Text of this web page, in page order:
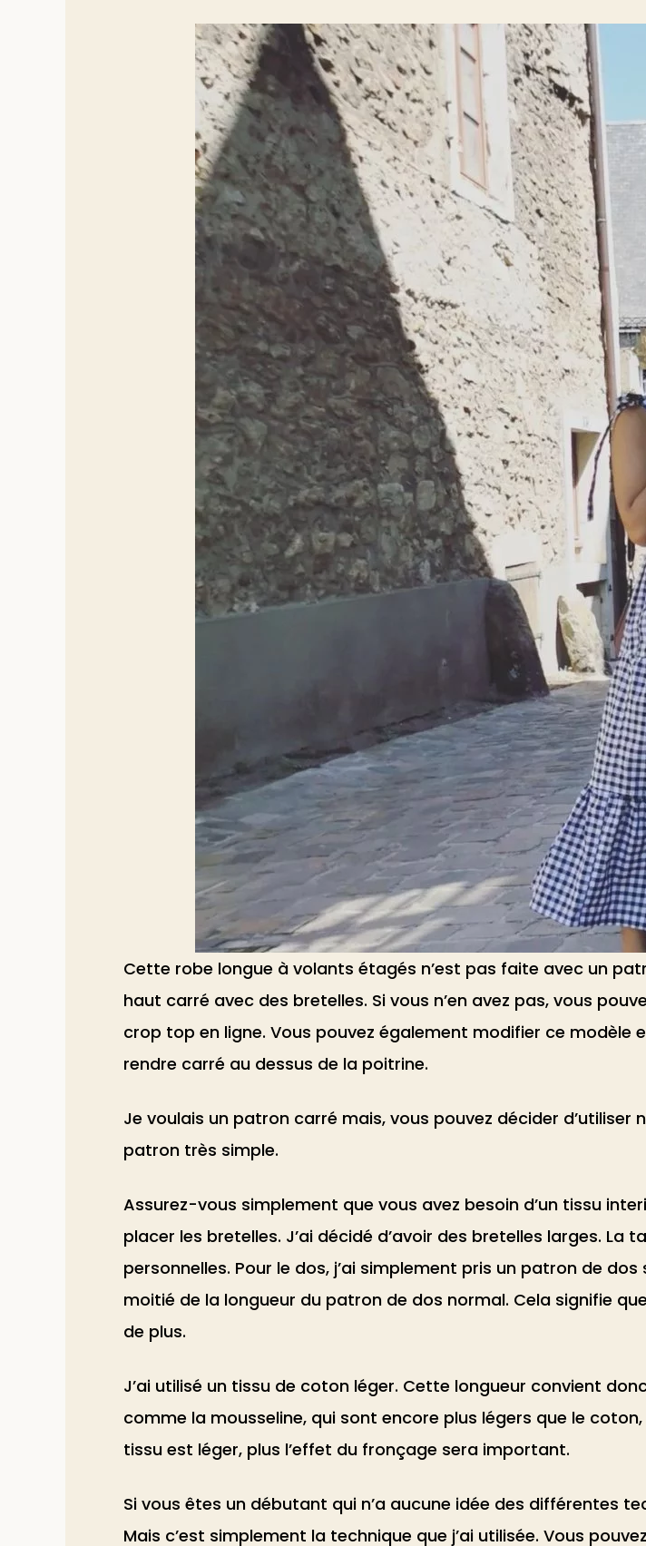
Cette robe longue à volants étagés n’est pas faite avec un
haut carré avec des bretelles. Si vous n’en avez pas, vous
crop top en ligne. Vous pouvez également modifier ce modèle
rendre carré au dessus de la poitrine.
Je voulais un patron carré mais, vous pouvez décider d’utiliser
patron très simple.
Assurez-vous simplement que vous avez besoin d’un tissu
placer les bretelles. J’ai décidé d’avoir des bretelles larges. La
personnelles. Pour le dos, j’ai simplement pris un patron de
moitié de la longueur du patron de dos normal. Cela signifie
de plus.
J’ai utilisé un tissu de coton léger. Cette longueur convient
comme la mousseline, qui sont encore plus légers que le
tissu est léger, plus l’effet du fronçage sera important.
Si vous êtes un débutant qui n’a aucune idée des différentes
Mais c’est simplement la technique que j’ai utilisée. Vous